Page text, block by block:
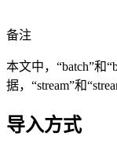
备注
本文中，“batch”和
据，“stream”和
导入方式